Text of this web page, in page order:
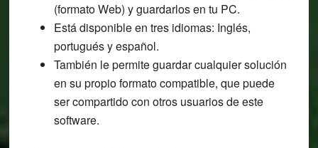
(formato Web) y guardarlos en tu PC.
Está disponible en tres idiomas: Inglés,
portugués y español.
También le permite guardar cualquier solución
en su propio formato compatible, que puede
ser compartido con otros usuarios de este
software.